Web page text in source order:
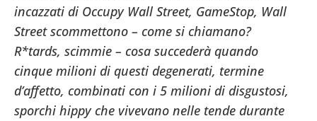
incazzati di Occupy Wall Street, GameStop, Wall
Street scommettono – come si chiamano?
R*tards, scimmie – cosa succederà quando
cinque milioni di questi degenerati, termine
d’affetto, combinati con i 5 milioni di disgustosi,
sporchi hippy che vivevano nelle tende durante